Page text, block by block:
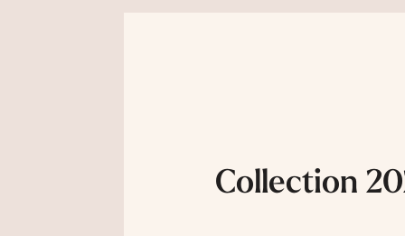
Collection